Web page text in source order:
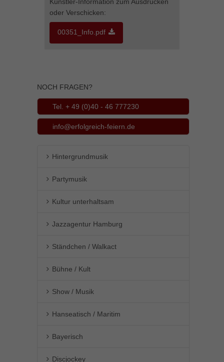
Künstler-Information zum Ausdrucken
oder Verschicken:
00351_Info.pdf
NOCH FRAGEN?
Tel. + 49 (0)40 - 46 777230
info@erfolgreich-feiern.de
Hintergrundmusik
Partymusik
Kultur unterhaltsam
Jazzagentur Hamburg
Ständchen / Walkact
Bühne / Kult
Show / Musik
Hanseatisch / Maritim
Bayerisch
Discjockey
Inhalte von Videoplattformen und Social-Media-Plattformen werden
werden, bedarf der Zugriff auf diese Inhalte keiner manuellen Einwilligung